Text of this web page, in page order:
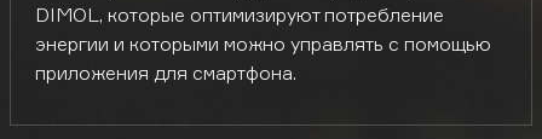
DIMOL, которые оптимизируют потребление
энергии и которыми можно управлять с помощью
приложения для смартфона.